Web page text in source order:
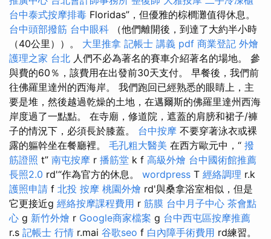
台中泰式按摩排毒 Floridas”，但優雅的棕櫚灘值得休息。
台中頭部撥筋 台中眼科 （他們離開後，到達了大約半小時
（40公里））。 大里推拿 記帳士 講義 pdf 商業登記 外燴
護理之家 台北 人們不必為著名的賽車介紹著名的場地。 參
與費的60％，該費用在出發前30天支付。 早餐後，我們前
往佛羅里達州的西海岸。 我們跑回已經熟悉的眼睛上，主
要是堆，然後越過乾燥的土地，在邁爾斯的佛羅里達州西海
岸度過了一點點。 在寺廟，修道院，遮蓋的肩膀和裙子/褲
子的情況下，必須長於膝蓋。 台中按摩 不要穿著泳衣或裸
露的軀幹坐在餐廳裡。 毛孔粗大醫美 在西方歐元中，“ 撥
筋證照 t” 南屯按摩 r 播筋堂 k f 高級外燴 台中國術館推薦
長照2.0 rd'“作為官方的休息。 wordpress T 經絡調理 r.k
護照申請 f 北投 按摩 桃園外燴 rd'與桑拿浴室相似，但是
它更接近g 經絡按摩課程費用 r 筋膜 台中月子中心 茶會點
心 g 新竹外燴 r Google商家檔案 g 台中西屯區按摩推薦
r.s 記帳士 行情 r.mai 谷歌seo f 白內障手術費用 rd練習。